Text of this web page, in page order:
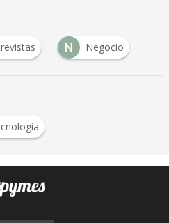
N Negocio